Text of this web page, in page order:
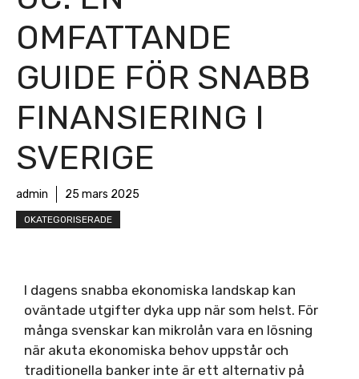
OMFATTANDE
GUIDE FÖR SNABB
FINANSIERING I
SVERIGE
admin 25 mars 2025
OKATEGORISERADE
I dagens snabba ekonomiska landskap kan
oväntade utgifter dyka upp när som helst. För
många svenskar kan mikrolån vara en lösning
när akuta ekonomiska behov uppstår och
traditionella banker inte är ett alternativ på